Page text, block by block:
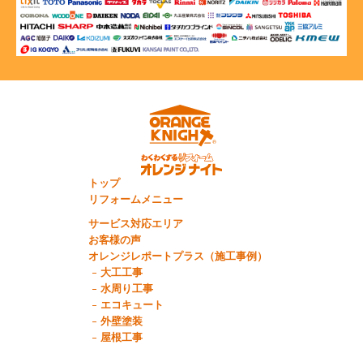
トップ
リフォームメニュー
サービス対応エリア
お客様の声
オレンジレポートプラス（施工事例）
大工工事
水周り工事
エコキュート
外壁塗装
屋根工事